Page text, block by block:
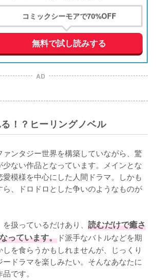
コミックシーモアで70%OFF
無料で試し読みする
AD
！？ヒーリングノベル
ンタジー世界を構築していながら、驚
少ない作品となっています。メインとな
模様を中心にした人間ドラマ。しかも
、ドロドロとした争いのようなものが
扱っているだけあり、 読むだけで癒さ
っています。 ド派手なバトルなどを期
を食らうかもしれませんが、じっくり
ドラマを楽しみたい。そんなあなたに
です。